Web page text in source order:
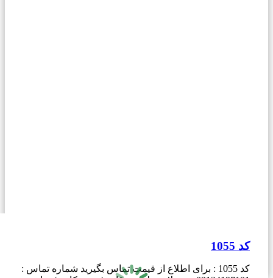
کد 1055
کد 1055 : برای اطلاع از قیمت تماس بگیرید شماره تماس :